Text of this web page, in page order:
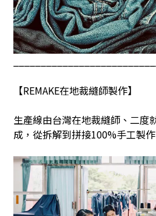
【REMAKE在地裁縫師製作】
生產線由台灣在地裁縫師、二度
成，從拆解到拼接100%手工製作